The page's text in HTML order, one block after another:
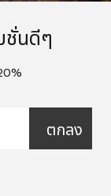
ชั่นดีๆ
ตกลง